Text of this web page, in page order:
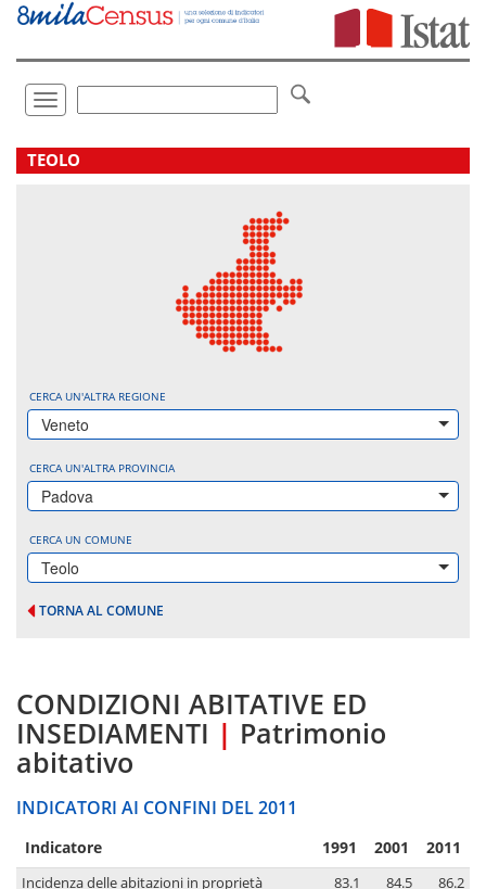
Vai
direttamente
Toggle
navigation
.
TEOLO
CERCA UN'ALTRA REGIONE
Veneto
CERCA UN'ALTRA PROVINCIA
Padova
CERCA UN COMUNE
Teolo
TORNA AL COMUNE
CONDIZIONI ABITATIVE ED
INSEDIAMENTI | Patrimonio
abitativo
INDICATORI AI CONFINI DEL 2011
Indicatore 1991 2001 2011
Incidenza delle abitazioni in proprietà 83.1 84.5
86.2